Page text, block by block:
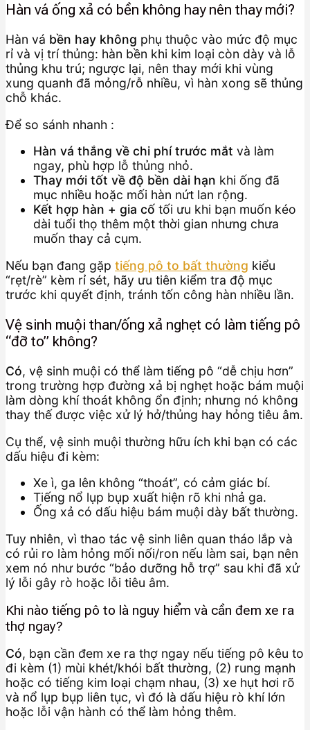
Hàn vá ống xả có bền không hay nên thay mới?
Hàn vá bền hay không phụ thuộc vào mức độ mục
rỉ và vị trí thủng: hàn bền khi kim loại còn dày và lỗ
thủng khu trú; ngược lại, nên thay mới khi vùng
xung quanh đã mỏng/rỗ nhiều, vì hàn xong sẽ thủng
chỗ khác.
Để so sánh nhanh :
Hàn vá thắng về chi phí trước mắt và làm
ngay, phù hợp lỗ thủng nhỏ.
Thay mới tốt về độ bền dài hạn khi ống đã
mục nhiều hoặc mối hàn nứt lan rộng.
Kết hợp hàn + gia cố tối ưu khi bạn muốn kéo
dài tuổi thọ thêm một thời gian nhưng chưa
muốn thay cả cụm.
Nếu bạn đang gặp tiếng pô to bất thường kiểu
“rẹt/rè” kèm rỉ sét, hãy ưu tiên kiểm tra độ mục
trước khi quyết định, tránh tốn công hàn nhiều lần.
Vệ sinh muội than/ống xả nghẹt có làm tiếng pô
“đỡ to” không?
Có, vệ sinh muội có thể làm tiếng pô “dễ chịu hơn”
trong trường hợp đường xả bị nghẹt hoặc bám muội
làm dòng khí thoát không ổn định; nhưng nó không
thay thế được việc xử lý hở/thủng hay hỏng tiêu âm.
Cụ thể, vệ sinh muội thường hữu ích khi bạn có các
dấu hiệu đi kèm:
Xe ì, ga lên không “thoát”, có cảm giác bí.
Tiếng nổ lụp bụp xuất hiện rõ khi nhả ga.
Ống xả có dấu hiệu bám muội dày bất thường.
Tuy nhiên, vì thao tác vệ sinh liên quan tháo lắp và
có rủi ro làm hỏng mối nối/ron nếu làm sai, bạn nên
xem nó như bước “bảo dưỡng hỗ trợ” sau khi đã xử
lý lỗi gây rò hoặc lỗi tiêu âm.
Khi nào tiếng pô to là nguy hiểm và cần đem xe ra
thợ ngay?
Có, bạn cần đem xe ra thợ ngay nếu tiếng pô kêu to
đi kèm (1) mùi khét/khói bất thường, (2) rung mạnh
hoặc có tiếng kim loại chạm nhau, (3) xe hụt hơi rõ
và nổ lụp bụp liên tục, vì đó là dấu hiệu rò khí lớn
hoặc lỗi vận hành có thể làm hỏng thêm.